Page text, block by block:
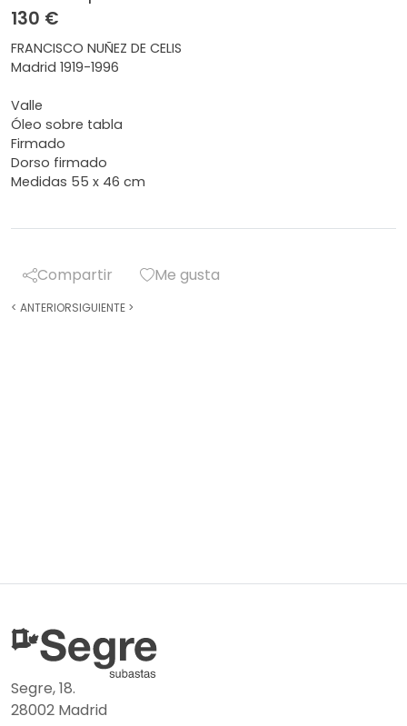
130 €
FRANCISCO NUÑEZ DE CELIS
Madrid 1919-1996
Valle
Óleo sobre tabla
Firmado
Dorso firmado
Medidas 55 x 46 cm
Compartir Me gusta
< ANTERIORSIGUIENTE >
Segre, 18.
28002 Madrid